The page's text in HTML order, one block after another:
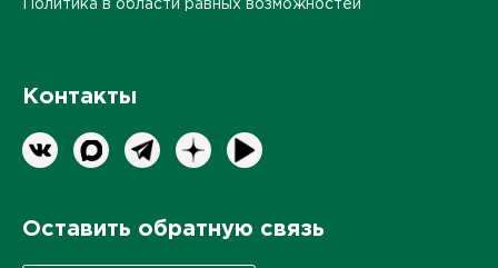
Политика в области равных возможностей
Контакты
Оставить обратную связь